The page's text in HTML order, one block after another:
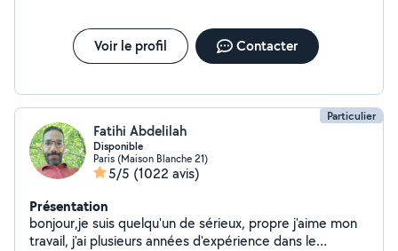
Voir le profil Contacter
Particulier
Fatihi Abdelilah
Disponible
Paris (Maison Blanche 21)
5/5 (1022 avis)
Présentation
bonjour,je suis quelqu'un de sérieux, propre j'aime mon
travail, j'ai plusieurs années d'expérience dans le